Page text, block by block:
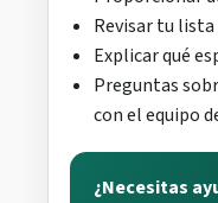
Revisar tu
Explicar qué
Preguntas
con el equipo
¿Necesitas